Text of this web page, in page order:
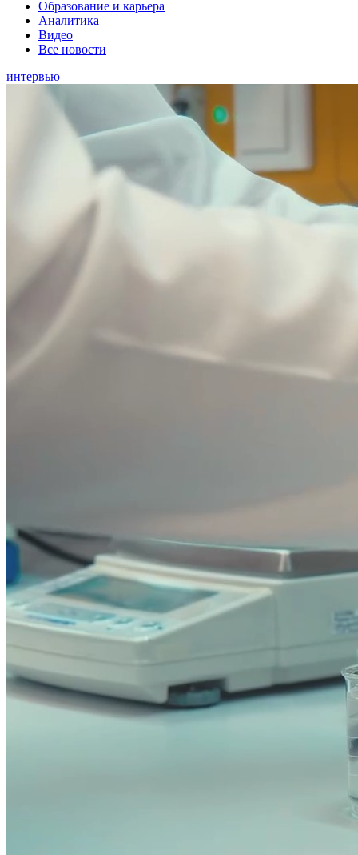
Образование и карьера
Аналитика
Видео
Все новости
интервью